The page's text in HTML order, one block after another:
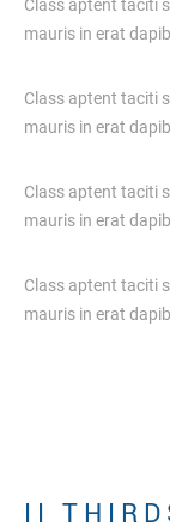
Class aptent taciti
mauris in erat
Class aptent taciti
mauris in erat
Class aptent taciti
mauris in erat
Class aptent taciti
mauris in erat
I I T H I R D